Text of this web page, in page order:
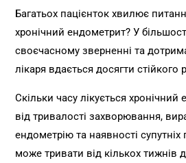
Багатьох пацієнток хвилює
хронічний ендометрит? У
своєчасному зверненні та
лікаря вдається досягти стійкого
Скільки часу лікується
від тривалості захворювання,
ендометрію та наявності супутніх
може тривати від кількох тижнів